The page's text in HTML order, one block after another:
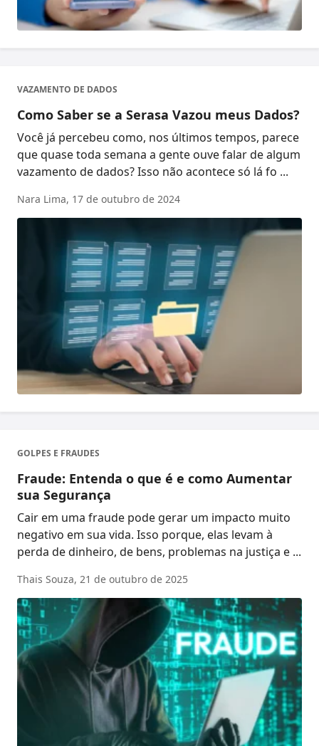
VAZAMENTO DE DADOS
Como Saber se a Serasa Vazou meus Dados?
Você já percebeu como, nos últimos tempos, parece
que quase toda semana a gente ouve falar de algum
vazamento de dados? Isso não acontece só lá fo ...
Nara Lima, 17 de outubro de 2024
GOLPES E FRAUDES
Fraude: Entenda o que é e como Aumentar
sua Segurança
Cair em uma fraude pode gerar um impacto muito
negativo em sua vida. Isso porque, elas levam à
perda de dinheiro, de bens, problemas na justiça e ...
Thais Souza, 21 de outubro de 2025